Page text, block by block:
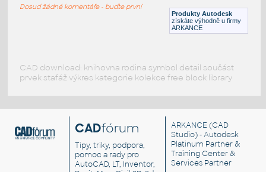
HELUZ stropy MIAKO 23 62.5 27 1250
Produkty Autodesk
získáte výhodně u firmy
ARKANCE
Dosud žádné komentáře - buďte první
CAD download: knihovna rodina symbol detail součást
prvek stafáž výkres kategorie kolekce free block library
CADfórum
Tipy, triky, podpora,
pomoc a rady pro
AutoCAD, LT, Inventor,
ARKANCE (CAD
Studio) - Autodesk
Platinum Partner &
Training Center &
Services Partner